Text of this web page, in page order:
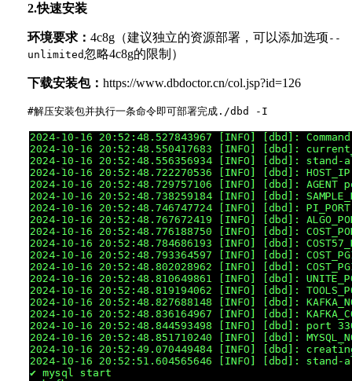
2.快速安装
环境要求： 4c8g（建议独立的资源部署，可以添加选项 --
unlimited 忽略4c8g的限制）
下载安装包： https://www.dbdoctor.cn/col.jsp?id=126